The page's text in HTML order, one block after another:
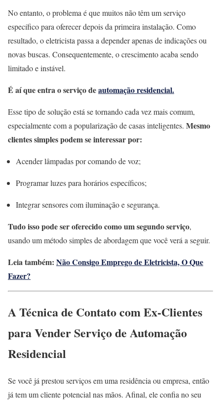
No entanto, o problema é que muitos não têm um serviço
específico para oferecer depois da primeira instalação. Como
resultado, o eletricista passa a depender apenas de indicações ou
novas buscas. Consequentemente, o crescimento acaba sendo
limitado e instável.
É aí que entra o serviço deautomação residencial.
Esse tipo de solução está se tornando cada vez mais comum,
especialmente com a popularização de casas inteligentes. Mesmo
clientes simples podem se interessar por:
Acender lâmpadas por comando de voz;
Programar luzes para horários específicos;
Integrar sensores com iluminação e segurança.
Tudo isso pode ser oferecido como um segundo serviço,
usando um método simples de abordagem que você verá a seguir.
Leia também: Não Consigo Emprego de Eletricista, O Que
Fazer?
A Técnica de Contato com Ex-Clientes
para Vender Serviço de Automação
Residencial
Se você já prestou serviços em uma residência ou empresa, então
já tem um cliente potencial nas mãos. Afinal, ele confia no seu